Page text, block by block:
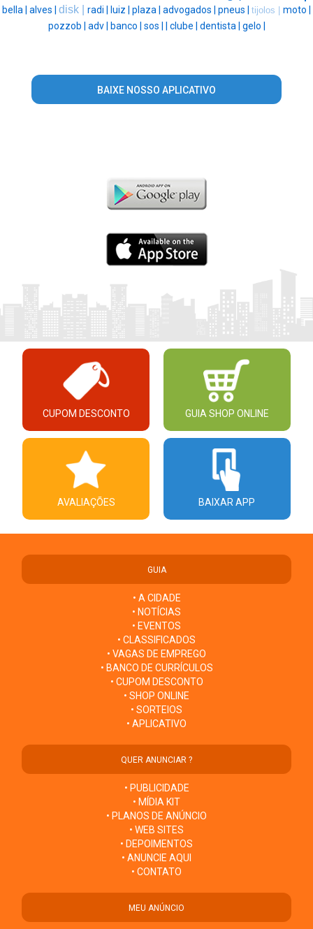
bella | alves | disk | radi | luiz | plaza | advogados | pneus | tijolos | moto |
pozzob | adv | banco | sos | clube | dentista | gelo |
BAIXE NOSSO APLICATIVO
CUPOM DESCONTO GUIA SHOP ONLINE
AVALIAÇÕES BAIXAR APP
GUIA
• A CIDADE
• NOTÍCIAS
• EVENTOS
• CLASSIFICADOS
• VAGAS DE EMPREGO
• BANCO DE CURRÍCULOS
• CUPOM DESCONTO
• SHOP ONLINE
• SORTEIOS
• APLICATIVO
QUER ANUNCIAR ?
• PUBLICIDADE
• MÍDIA KIT
• PLANOS DE ANÚNCIO
• WEB SITES
• DEPOIMENTOS
• ANUNCIE AQUI
• CONTATO
MEU ANÚNCIO